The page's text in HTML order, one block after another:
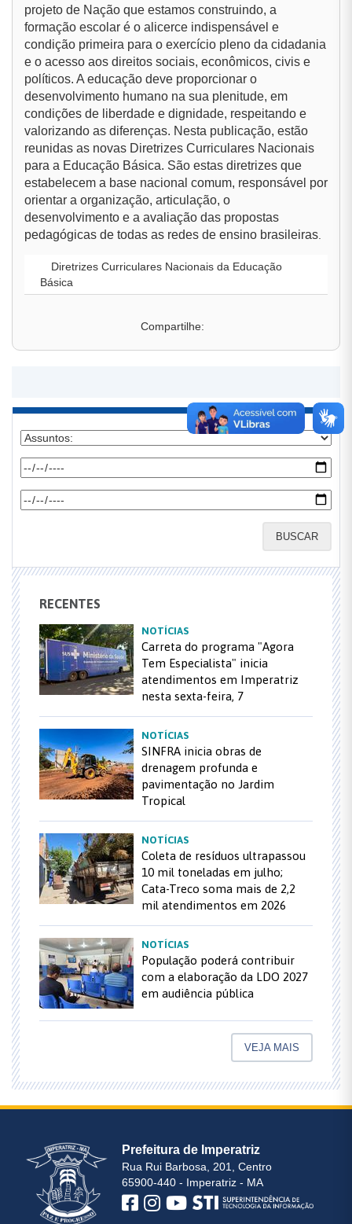
projeto de Nação que estamos construindo, a
formação escolar é o alicerce indispensável e
condição primeira para o exercício pleno da cidadania
e o acesso aos direitos sociais, econômicos, civis e
políticos. A educação deve proporcionar o
desenvolvimento humano na sua plenitude, em
condições de liberdade e dignidade, respeitando e
valorizando as diferenças. Nesta publicação, estão
reunidas as novas Diretrizes Curriculares Nacionais
para a Educação Básica. São estas diretrizes que
estabelecem a base nacional comum, responsável por
orientar a organização, articulação, o
desenvolvimento e a avaliação das propostas
pedagógicas de todas as redes de ensino brasileiras
Diretrizes Curriculares Nacionais da Educação
Básica
Compartilhe:
BUSCAR
RECENTES
NOTÍCIAS
Carreta do programa "Agora
Tem Especialista" inicia
atendimentos em Imperatriz
nesta sexta-feira, 7
NOTÍCIAS
SINFRA inicia obras de
drenagem profunda e
pavimentação no Jardim
Tropical
NOTÍCIAS
Coleta de resíduos ultrapassou
10 mil toneladas em julho;
Cata-Treco soma mais de 2,2
mil atendimentos em 2026
NOTÍCIAS
População poderá contribuir
com a elaboração da LDO 2027
em audiência pública
VEJA MAIS
Prefeitura de Imperatriz
Rua Rui Barbosa, 201, Centro
65900-440 - Imperatriz - MA